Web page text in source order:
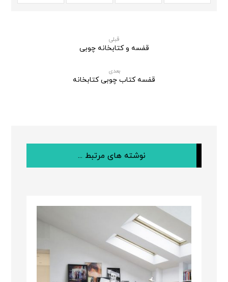
قبلی
قفسه و کتابخانه چوبی
بعدی
قفسه کتاب چوبی کتابخانه
نوشته های مرتبط ...